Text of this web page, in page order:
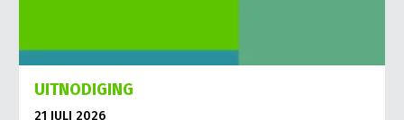
UITNODIGING
21 JULI 2026